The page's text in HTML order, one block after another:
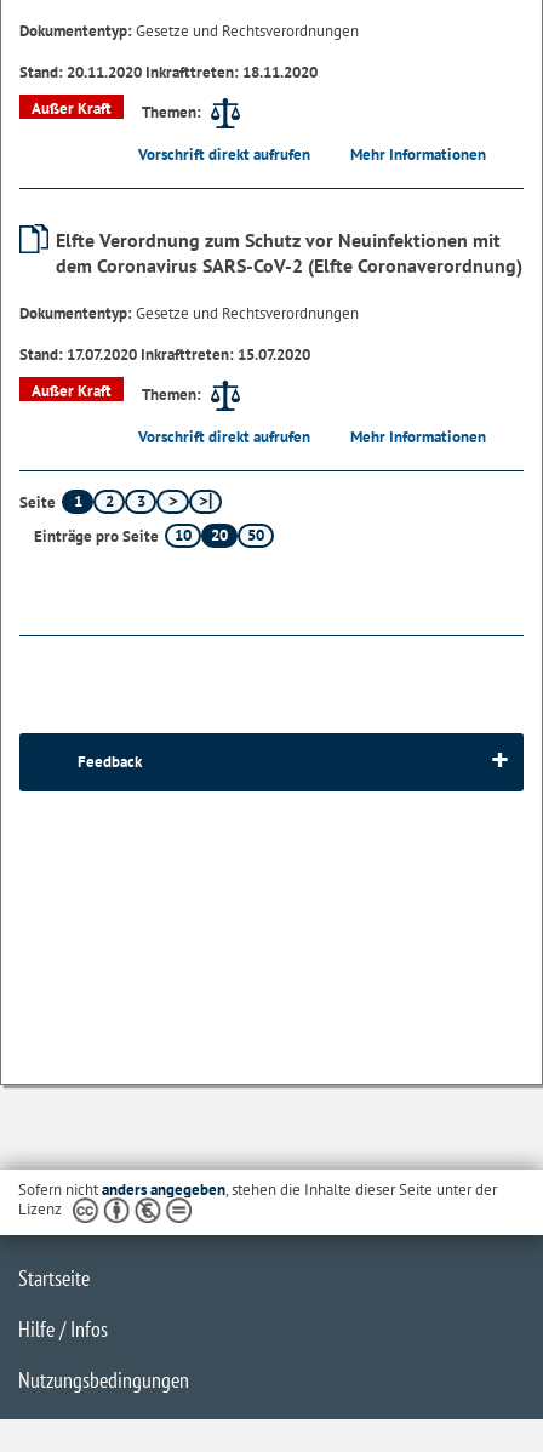
Dokumententyp:Gesetze und Rechtsverordnungen
Stand: 20.11.2020 Inkrafttreten: 18.11.2020
Außer Kraft
Themen:
Vorschrift direkt aufrufen Mehr Informationen
Elfte Verordnung zum Schutz vor Neuinfektionen mit
dem Coronavirus SARS-CoV-2 (Elfte Coronaverordnung)
Dokumententyp:Gesetze und Rechtsverordnungen
Stand: 17.07.2020 Inkrafttreten: 15.07.2020
Außer Kraft
Themen:
Vorschrift direkt aufrufen Mehr Informationen
Seite 1 2
3
Einträge pro Seite
10 20 50
Feedback
Sofern nichtanders angegeben, stehen die Inhalte dieser Seite unter der
Lizenz
Startseite
Hilfe / Infos
Nutzungsbedingungen